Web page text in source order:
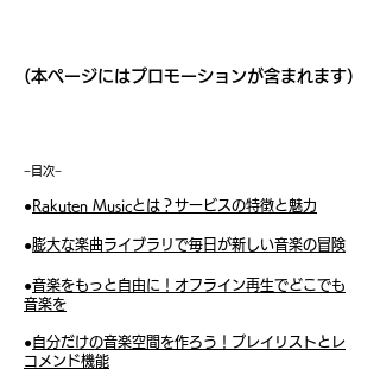
（本ページにはプロモーションが含まれます）
​−目次−
●Rakuten Musicとは？サービスの特徴と魅力
●膨大な楽曲ライブラリで毎日が新しい音楽の冒険
●音楽をもっと自由に！オフライン再生でどこでも
音楽を
●自分だけの音楽空間を作ろう！プレイリストとレ
コメンド機能